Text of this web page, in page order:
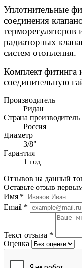
Уплотнительные
соединения
терморегуляторов
радиаторных
систем отопления.
Комплект фитинга
соединительную
Производитель
Ридан
Страна производитель
Россия
Диаметр
3/8"
Гарантия
1 год
Отзывов на данный
Оставьте отзыв
Имя *
Email *
Текст отзыва *
Оценка